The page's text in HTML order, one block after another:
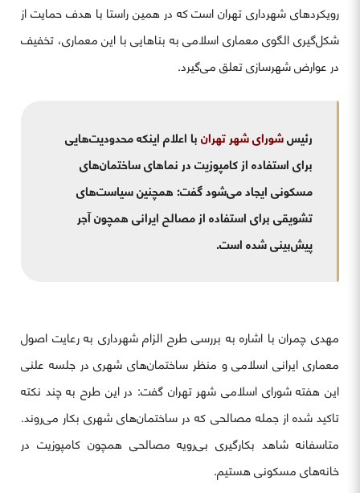
رویکردهای شهرداری تهران است که در همین راستا با هدف حمایت از
شکل‌گیری الگوی معماری اسلامی به بناهایی با این معماری، تخفیف
در عوارض شهرسازی تعلق می‌گیرد.
رئیسشورای شهر تهرانبا اعلام اینکه محدودیت‌هایی
برای استفاده از کامپوزیت در نماهای ساختمان‌های
مسکونی ایجاد می‌شود گفت: همچنین سیاست‌های
تشویقی برای استفاده از مصالح ایرانی همچون آجر
پیش‌‌بینی شده است.
مهدی چمران با اشاره به بررسی طرح الزام شهرداری به رعایت اصول
معماری ایرانی اسلامی و منظر ساختمان‌های شهری در جلسه علنی
این هفته شورای اسلامی شهر تهران گفت: در این طرح به چند نکته
تاکید شده از جمله مصالحی که در ساختمان‌های شهری بکار می‌روند.
متاسفانه شاهد بکارگیری بی‌رویه مصالحی همچون کامپوزیت در
خانه‌های مسکونی هستیم.